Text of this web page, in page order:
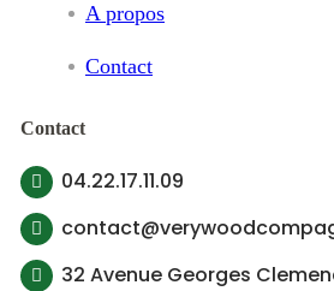
A propos
Contact
Contact
04.22.17.11.09
32 Avenue Georges